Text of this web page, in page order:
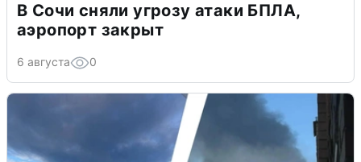
В Сочи сняли угрозу атаки БПЛА,
аэропорт закрыт
6 августа 0